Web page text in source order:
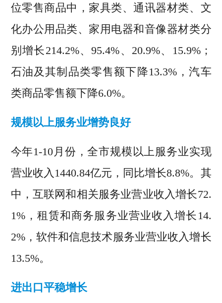
位零售商品中，家具类、通讯器材类、文
化办公用品类、家用电器和音像器材类分
别增长214.2%、95.4%、20.9%、15.9%；
石油及其制品类零售额下降13.3%，汽车
类商品零售额下降6.0%。
规模以上服务业增势良好
今年1-10月份，全市规模以上服务业实现
营业收入1440.84亿元，同比增长8.8%。其
中，互联网和相关服务业营业收入增长72.
1%，租赁和商务服务业营业收入增长14.
2%，软件和信息技术服务业营业收入增长
13.5%。
进出口平稳增长